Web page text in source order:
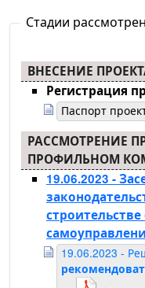
Стадии
ВНЕСЕНИЕ
Регистрация
Паспорт
РАССМОТРЕНИЕ
ПРОФИЛЬНОМ
19.06.2023 -
19.06.2023 -